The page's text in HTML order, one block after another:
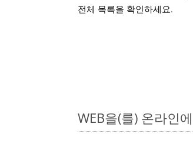
전체 목록을 확인하세요.
WEB을(를) 온라인